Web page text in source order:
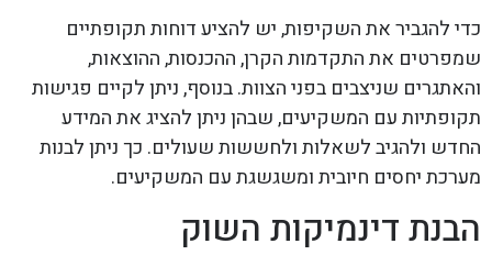
כדי להגביר את השקיפות, יש להציע דוחות תקופתיים
שמפרטים את התקדמות הקרן, ההכנסות, ההוצאות,
והאתגרים שניצבים בפני הצוות. בנוסף, ניתן לקיים פגישות
תקופתיות עם המשקיעים, שבהן ניתן להציג את המידע
החדש ולהגיב לשאלות ולחששות שעולים. כך ניתן לבנות
מערכת יחסים חיובית ומשגשגת עם המשקיעים.
הבנת דינמיקות השוק